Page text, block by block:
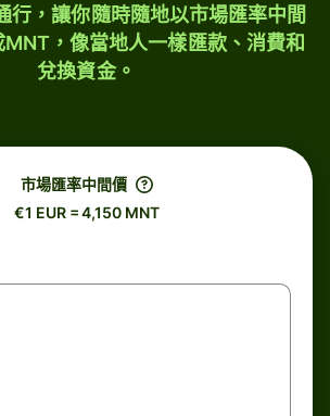
行，讓你隨時隨地以市場匯率中間
，像當地人一樣匯款、消費和
兌換資金。
市場匯率中間價
€1 EUR = 4,150 MNT